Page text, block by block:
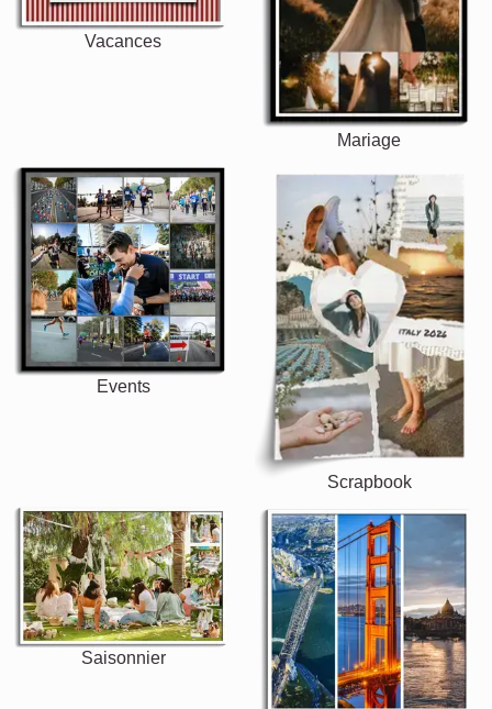
Vacances
Mariage
Events
Scrapbook
Saisonnier